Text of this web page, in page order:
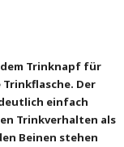
Trinknapf für
Der
einfach
Trinkverhalten als
Beinen stehen